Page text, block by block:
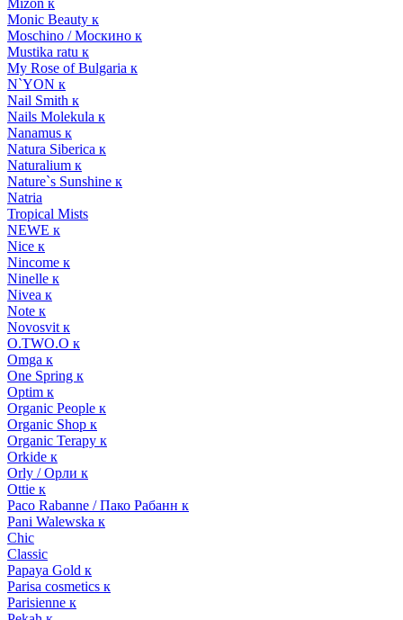
Mizon к
Monic Beauty к
Moschino / Москино к
Mustika ratu к
My Rose of Bulgaria к
N`YON к
Nail Smith к
Nails Molekula к
Nanamus к
Natura Siberica к
Naturalium к
Nature`s Sunshine к
Natria
Tropical Mists
NEWE к
Nice к
Nincome к
Ninelle к
Nivea к
Note к
Novosvit к
O.TWO.O к
Omga к
One Spring к
Optim к
Organic People к
Organic Shop к
Organic Terapy к
Orkide к
Orly / Орли к
Ottie к
Paco Rabanne / Пако Рабанн к
Pani Walewska к
Chic
Classic
Papaya Gold к
Parisa cosmetics к
Parisienne к